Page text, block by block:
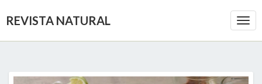
REVISTA NATURAL